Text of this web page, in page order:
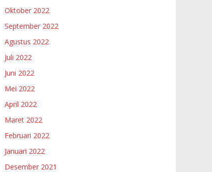
Oktober 2022
September 2022
Agustus 2022
Juli 2022
Juni 2022
Mei 2022
April 2022
Maret 2022
Februari 2022
Januari 2022
Desember 2021